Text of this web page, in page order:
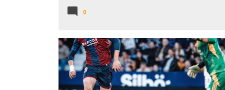
0
ACTUALIDAD CANTERA CARLOS ESPÍ INFORME
LEVANTE UD